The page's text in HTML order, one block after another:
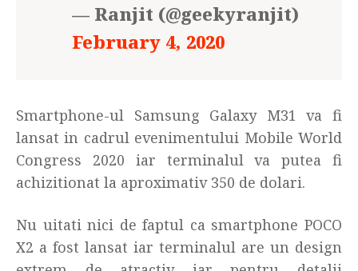
— Ranjit (@geekyranjit)
February 4, 2020
Smartphone-ul Samsung Galaxy M31 va fi
lansat in cadrul evenimentului Mobile World
Congress 2020 iar terminalul va putea fi
achizitionat la aproximativ 350 de dolari.
Nu uitati nici de faptul ca smartphone POCO
X2 a fost lansat iar terminalul are un design